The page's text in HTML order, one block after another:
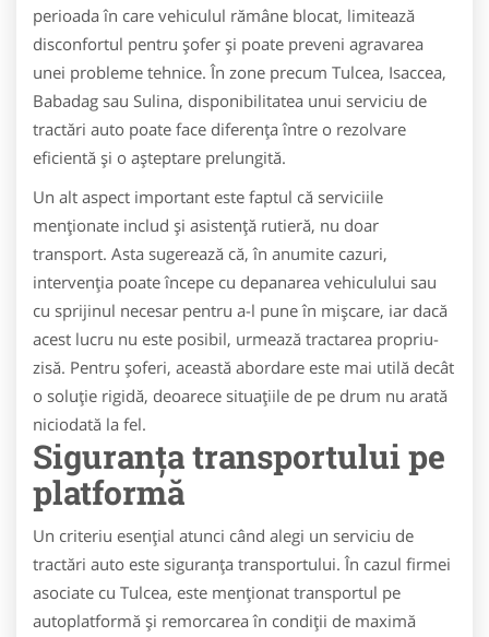
perioada în care vehiculul rămâne blocat, limitează
disconfortul pentru șofer și poate preveni agravarea
unei probleme tehnice. În zone precum Tulcea, Isaccea,
Babadag sau Sulina, disponibilitatea unui serviciu de
tractări auto poate face diferența între o rezolvare
eficientă și o așteptare prelungită.
Un alt aspect important este faptul că serviciile
menționate includ și asistență rutieră, nu doar
transport. Asta sugerează că, în anumite cazuri,
intervenția poate începe cu depanarea vehiculului sau
cu sprijinul necesar pentru a-l pune în mișcare, iar dacă
acest lucru nu este posibil, urmează tractarea propriu-
zisă. Pentru șoferi, această abordare este mai utilă decât
o soluție rigidă, deoarece situațiile de pe drum nu arată
niciodată la fel.
Siguranța transportului pe
platformă
Un criteriu esențial atunci când alegi un serviciu de
tractări auto este siguranța transportului. În cazul firmei
asociate cu Tulcea, este menționat transportul pe
autoplatformă și remorcarea în condiții de maximă